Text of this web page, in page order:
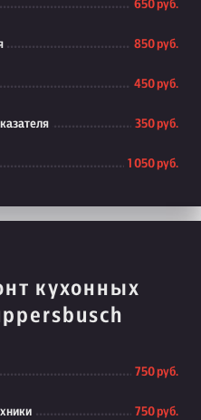
650 руб.
850 руб.
450 руб.
350 руб.
1 050 руб.
кухонных
750 руб.
750 руб.